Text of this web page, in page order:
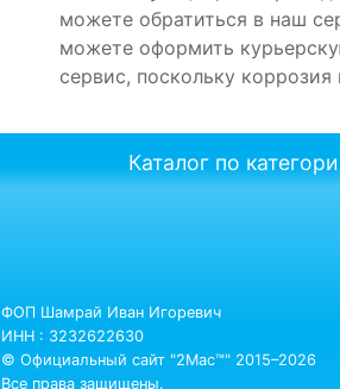
можете обратиться в наш
можете оформить
сервис, поскольку
Каталог по
ФОП Шамрай Иван Игоревич
ИНН : 3232622630
© Официальный сайт "2Mac™" 2015–2026
Все права защищены.